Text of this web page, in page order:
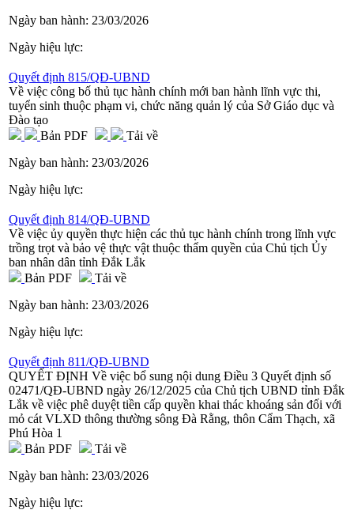
Ngày ban hành: 23/03/2026
Ngày hiệu lực:
Quyết định 815/QĐ-UBND
Về việc công bố thủ tục hành chính mới ban hành lĩnh vực thi,
tuyển sinh thuộc phạm vi, chức năng quản lý của Sở Giáo dục và
Đào tạo
Bản PDF
Tải về
Ngày ban hành: 23/03/2026
Ngày hiệu lực:
Quyết định 814/QĐ-UBND
Về việc ủy quyền thực hiện các thủ tục hành chính trong lĩnh vực
trồng trọt và bảo vệ thực vật thuộc thẩm quyền của Chủ tịch Ủy
ban nhân dân tỉnh Đắk Lắk
Bản PDF
Tải về
Ngày ban hành: 23/03/2026
Ngày hiệu lực:
Quyết định 811/QĐ-UBND
QUYẾT ĐỊNH Về việc bổ sung nội dung Điều 3 Quyết định số
02471/QĐ-UBND ngày 26/12/2025 của Chủ tịch UBND tỉnh Đắk
Lắk về việc phê duyệt tiền cấp quyền khai thác khoáng sản đối với
mỏ cát VLXD thông thường sông Đà Rằng, thôn Cẩm Thạch, xã
Phú Hòa 1
Bản PDF
Tải về
Ngày ban hành: 23/03/2026
Ngày hiệu lực: